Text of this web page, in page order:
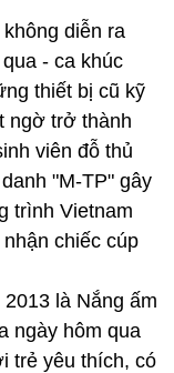
diễn ra
- ca khúc
thiết bị cũ kỹ
ngờ trở thành
viên đỗ thủ
"M-TP" gây
trình Vietnam
chiếc cúp
là Nắng ấm
ngày hôm qua
trẻ yêu thích, có